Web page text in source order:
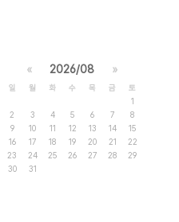
« 2026/08 »
일 월 화 수 목 금
토
1
2
3 4 5 6 7
8
9
10 11 12 13 14
15
16
17 18 19 20 21
22
23
24 25 26 27 28
29
30
31